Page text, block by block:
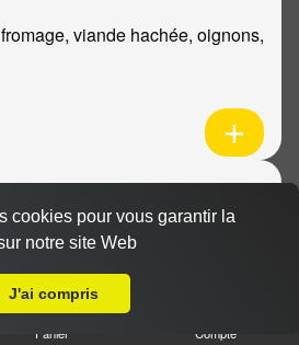
viande hachée, oignons,
poulet, pommes de
Panier Compte
cookies pour vous garantir la
notre site Web
J'ai compris